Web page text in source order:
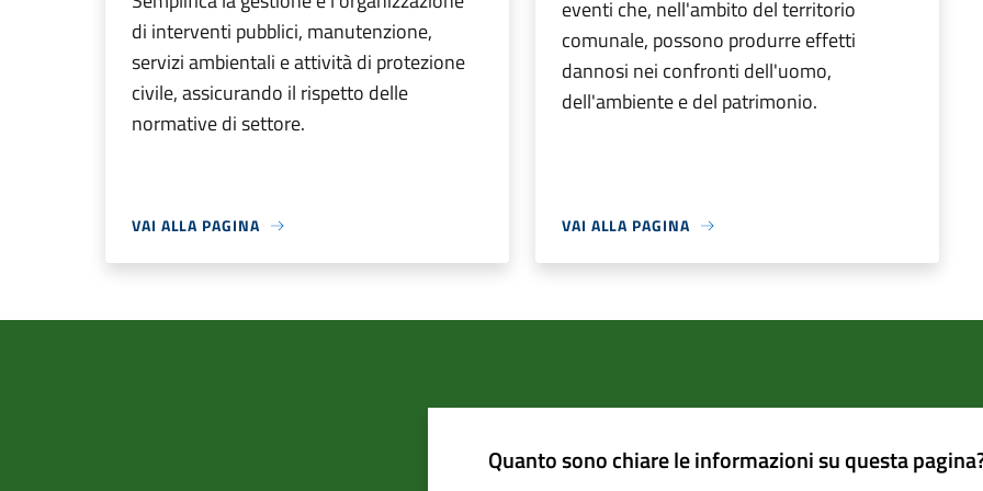
di interventi pubblici, manutenzione,
servizi ambientali e attività di protezione
civile, assicurando il rispetto delle
normative di settore.
VAI ALLA PAGINA
eventi che, nell'ambito del territorio
comunale, possono produrre effetti
dannosi nei confronti dell'uomo,
dell'ambiente e del patrimonio.
VAI ALLA PAGINA
Quanto sono chiare le informazioni su questa